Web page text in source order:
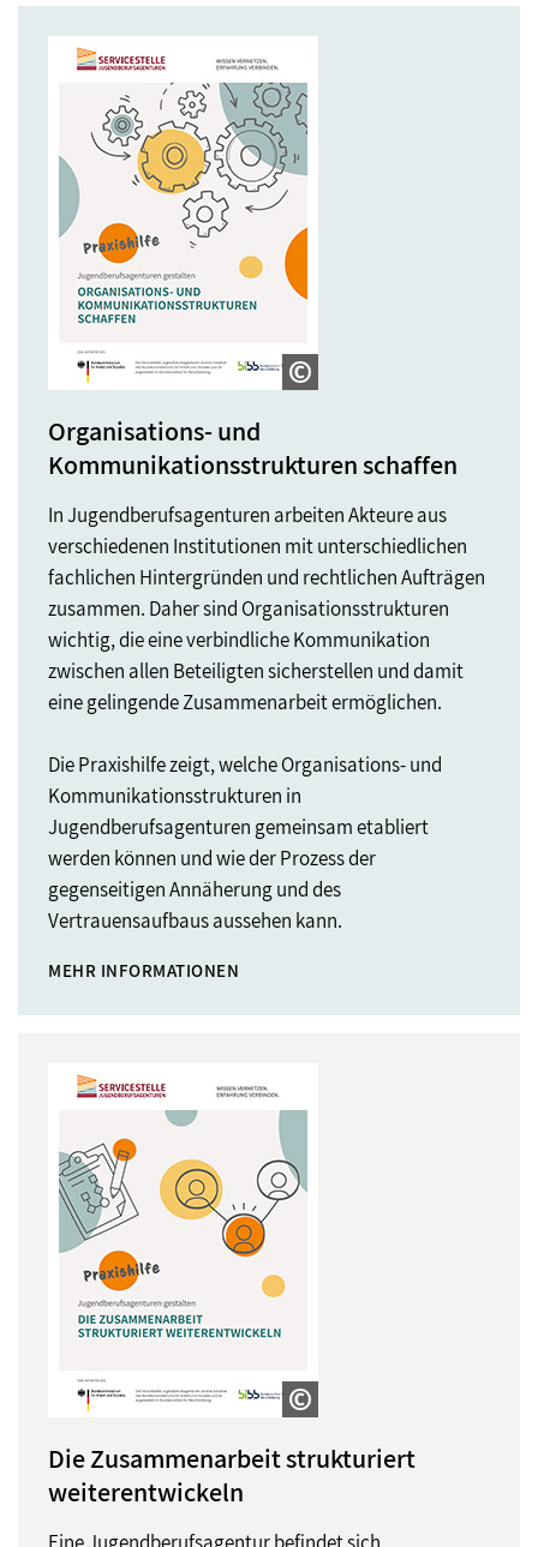
Organisations- und
Kommunikationsstrukturen schaffen
In Jugendberufsagenturen arbeiten Akteure aus
verschiedenen Institutionen mit unterschiedlichen
fachlichen Hintergründen und rechtlichen Aufträgen
zusammen. Daher sind Organisationsstrukturen
wichtig, die eine verbindliche Kommunikation
zwischen allen Beteiligten sicherstellen und damit
eine gelingende Zusammenarbeit ermöglichen.
Die Praxishilfe zeigt, welche Organisations- und
Kommunikationsstrukturen in
Jugendberufsagenturen gemeinsam etabliert
werden können und wie der Prozess der
gegenseitigen Annäherung und des
Vertrauensaufbaus aussehen kann.
MEHR INFORMATIONEN
Die Zusammenarbeit strukturiert
weiterentwickeln